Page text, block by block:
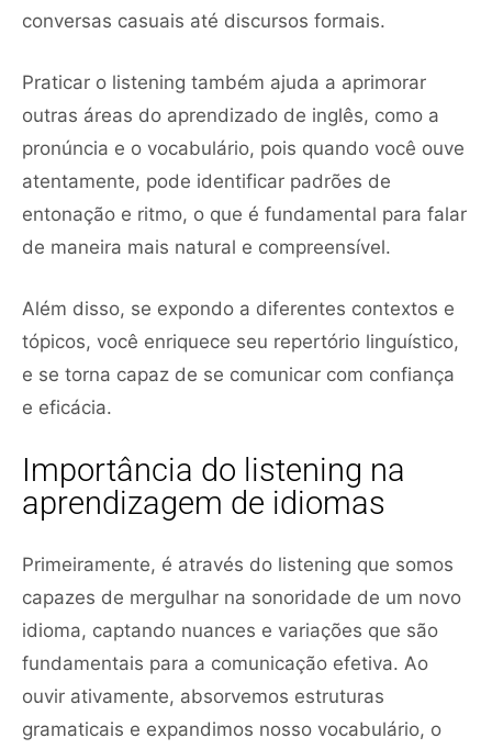
conversas casuais até discursos formais.
Praticar o listening também ajuda a aprimorar
outras áreas do aprendizado de inglês, como a
pronúncia e o vocabulário, pois quando você ouve
atentamente, pode identificar padrões de
entonação e ritmo, o que é fundamental para falar
de maneira mais natural e compreensível.
Além disso, se expondo a diferentes contextos e
tópicos, você enriquece seu repertório linguístico,
e se torna capaz de se comunicar com confiança
e eficácia.
Importância do listening na
aprendizagem de idiomas
Primeiramente, é através do listening que somos
capazes de mergulhar na sonoridade de um novo
idioma, captando nuances e variações que são
fundamentais para a comunicação efetiva. Ao
ouvir ativamente, absorvemos estruturas
gramaticais e expandimos nosso vocabulário, o